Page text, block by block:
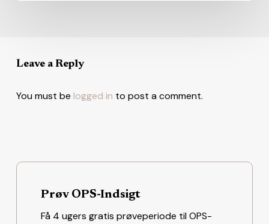
Leave a Reply
You must be logged in to post a comment.
Prøv OPS-Indsigt
Få 4 ugers gratis prøveperiode til OPS-